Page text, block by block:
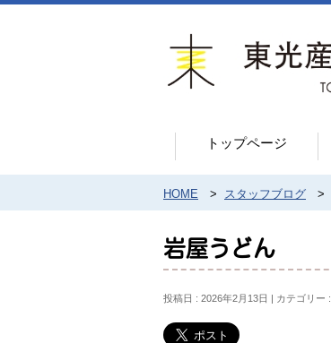
トップページ
HOME > スタッフブログ >
岩屋うどん
投稿日 : 2026年2月13日 カテゴリー :